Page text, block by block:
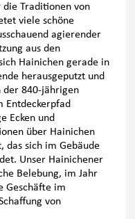
die Traditionen von
viele schöne
agierender
aus den
Hainichen gerade in
herausgeputzt und
der 840-jährigen
Entdeckerpfad
Ecken und
über Hainichen
das sich im Gebäude
Unser Hainichener
Belebung, im Jahr
Geschäfte im
von